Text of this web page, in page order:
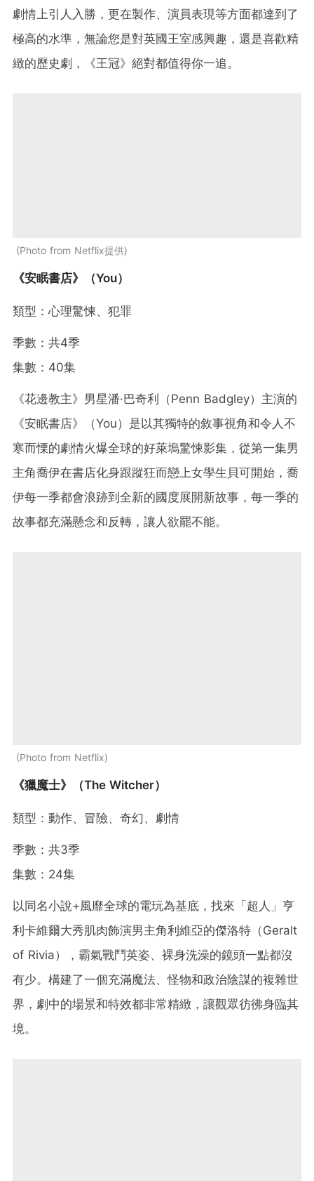
劇情上引人入勝，更在製作、演員表現等方面都達到了
極高的水準，無論您是對英國王室感興趣，還是喜歡精
緻的歷史劇，《王冠》絕對都值得你一追。
Photo from Netflix提供
《安眠書店》（You）
類型：心理驚悚、犯罪
季數：共4季
集數：40集
《花邊教主》男星潘·巴奇利（Penn Badgley）主演的
《安眠書店》（You）是以其獨特的敘事視角和令人不
寒而慄的劇情火爆全球的好萊塢驚悚影集，從第一集男
主角喬伊在書店化身跟蹤狂而戀上女學生貝可開始，喬
伊每一季都會浪跡到全新的國度展開新故事，每一季的
故事都充滿懸念和反轉，讓人欲罷不能。
Photo from Netflix
《獵魔士》（The Witcher）
類型：動作、冒險、奇幻、劇情
季數：共3季
集數：24集
以同名小說+風靡全球的電玩為基底，找來「超人」亨
利卡維爾大秀肌肉飾演男主角利維亞的傑洛特（Geralt
of Rivia），霸氣戰鬥英姿、裸身洗澡的鏡頭一點都沒
有少。構建了一個充滿魔法、怪物和政治陰謀的複雜世
界，劇中的場景和特效都非常精緻，讓觀眾彷彿身臨其
境。